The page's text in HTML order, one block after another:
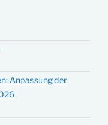
Anpassung der